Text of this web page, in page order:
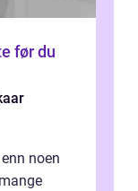
noen